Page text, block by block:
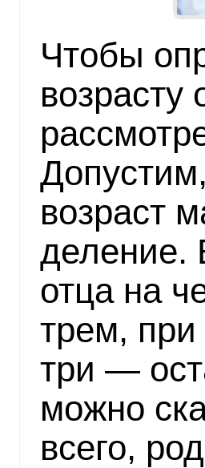
Чтобы
возраст
деление.
отца на
трем, при
три —
можно
всего,